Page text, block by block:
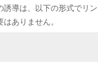
導は、以下の形式でリ
ありません。